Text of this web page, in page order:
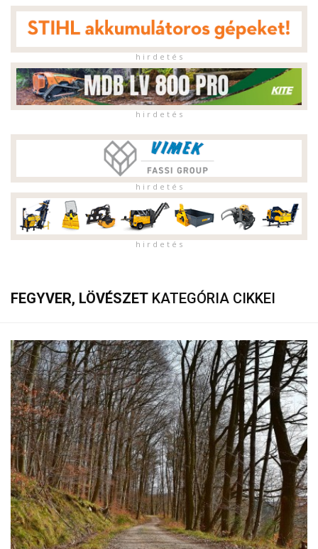
h i r d e t é s
h i r d e t é s
h i r d e t é s
h i r d e t é s
FEGYVER, LÖVÉSZET KATEGÓRIA CIKKEI